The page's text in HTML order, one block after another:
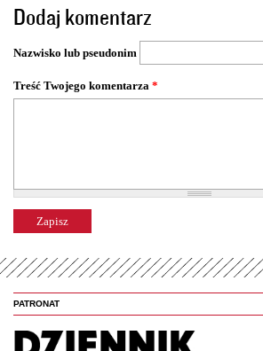
r
o
n
y
Dodaj komentarz
Nazwisko lub pseudonim
Treść Twojego komentarza *
PATRONAT